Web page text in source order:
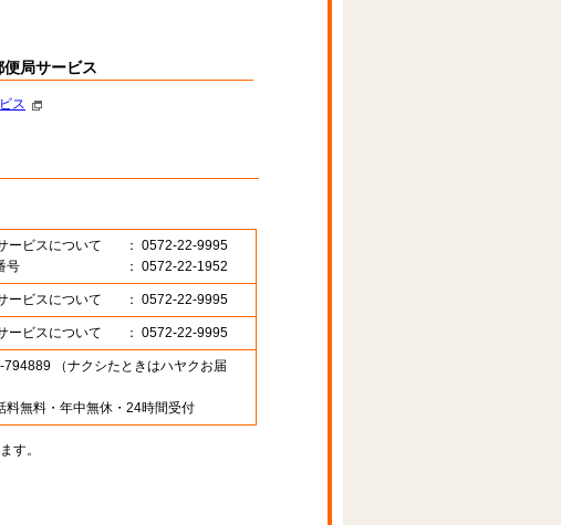
便局サービス
ス
ービスについて
： 0572-22-9995
号
： 0572-22-1952
ービスについて ： 0572-22-9995
ービスについて ： 0572-22-9995
794889 （ナクシたときはハヤクお届
料無料・年中無休・24時間受付
す。